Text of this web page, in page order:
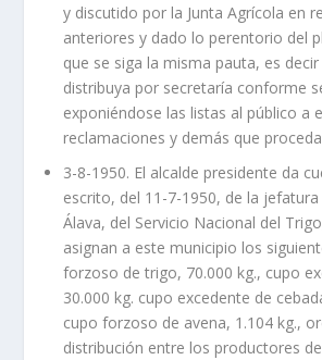
y discutido por la Junta Agrícola en
anteriores y dado lo perentorio del
que se siga la misma pauta, es decir
distribuya por secretaría conforme
exponiéndose las listas al público a
reclamaciones y demás que
3-8-1950. El alcalde presidente da
escrito, del 11-7-1950, de la
Álava, del Servicio Nacional del
asignan a este municipio los
forzoso de trigo, 70.000 kg., cupo
30.000 kg. cupo excedente de
cupo forzoso de avena, 1.104 kg.,
distribución entre los productores